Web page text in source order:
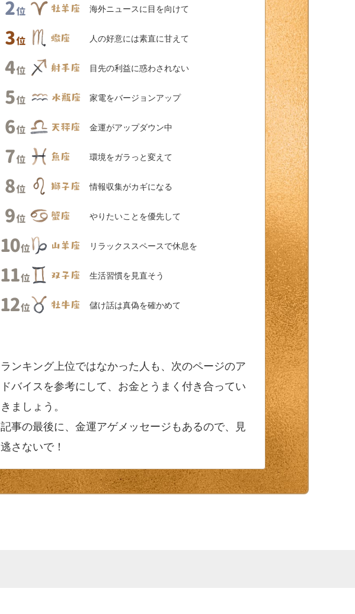
海外ニュースに目を向けて
人の好意には素直に甘えて
目先の利益に惑わされない
家電をバージョンアップ
金運がアップダウン中
環境をガラっと変えて
情報収集がカギになる
やりたいことを優先して
リラックススペースで休息を
生活習慣を見直そう
儲け話は真偽を確かめて
ランキング上位ではなかった人も、次のページのア
ドバイスを参考にして、お金とうまく付き合ってい
きましょう。
記事の最後に、金運アゲメッセージもあるので、見
逃さないで！